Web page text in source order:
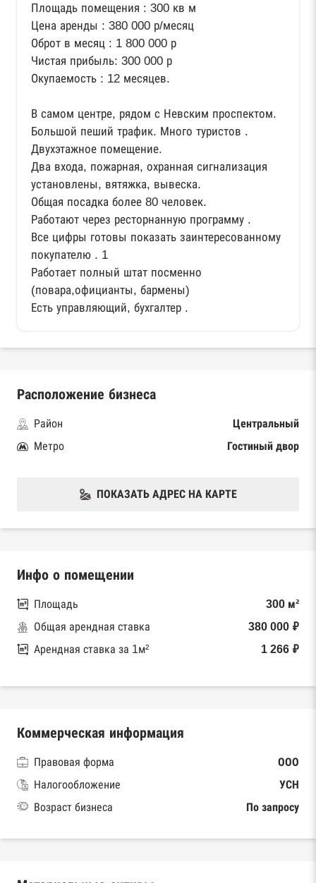
Площадь помещения : 300 кв м
Цена аренды : 380 000 р/месяц
Оброт в месяц : 1 800 000 р
Чистая прибыль: 300 000 р
Окупаемость : 12 месяцев.
В самом центре, рядом с Невским проспектом.
Большой пеший трафик. Много туристов .
Двухэтажное помещение.
Два входа, пожарная, охранная сигнализация
установлены, вятяжка, вывеска.
Общая посадка более 80 человек.
Работают через ресторнанную программу .
Все цифры готовы показать заинтересованному
покупателю . 1
Работает полный штат посменно
(повара,официанты, бармены)
Есть управляющий, бухгалтер .
Расположение бизнеса
Район
Центральный
Метро
Гостиный двор
ПОКАЗАТЬ АДРЕС НА КАРТЕ
Инфо о помещении
Площадь
300 м²
Общая арендная ставка
380 000 ₽
Арендная ставка за 1м²
1 266 ₽
Коммерческая информация
Правовая форма
ООО
Налогообложение
УСН
Возраст бизнеса
По запросу